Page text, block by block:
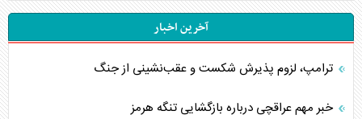
آخرین اخبار
ترامپ، لزوم پذیرش شکست و عقب‌نشینی از جنگ
خبر مهم عراقچی درباره بازگشایی تنگه هرمز